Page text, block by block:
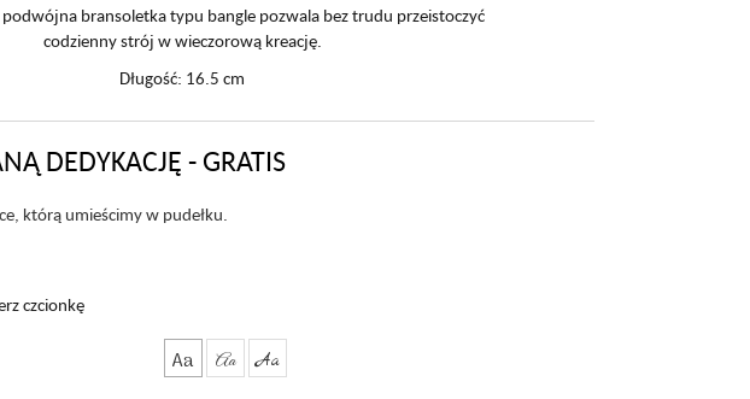
podwójna bransoletka typu bangle pozwala bez trudu przeistoczyć
codzienny strój w wieczorową kreację.
Długość: 16.5 cm
DEDYKACJĘ - GRATIS
którą umieścimy w pudełku.
czcionkę
Aa Aa Aa